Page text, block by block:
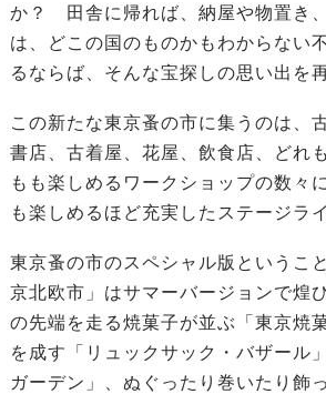
か？ 田舎に帰れば、納屋や物置き
は、どこの国のものかもわからない
るならば、そんな宝探しの思い出を
この新たな東京蚤の市に集うのは、
書店、古着屋、花屋、飲食店、どれ
もも楽しめるワークショップの数々
も楽しめるほど充実したステージラ
東京蚤の市のスペシャル版という
京北欧市」はサマーバージョンで煌
の先端を走る焼菓子が並ぶ「東京焼
を成す「リュックサック・バザール
ガーデン」、ぬぐったり巻いたり飾